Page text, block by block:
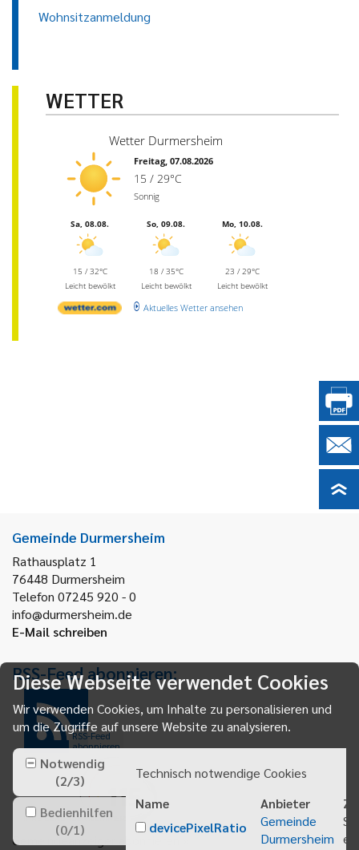
Wohnsitzanmeldung
WETTER
Wetter Durmersheim
Freitag, 07.08.2026
15 / 29°C
Sonnig
Sa, 08.08.
15 / 32°C
Leicht bewölkt
So, 09.08.
18 / 35°C
Leicht bewölkt
Mo, 10.08.
23 / 29°C
Leicht bewölkt
Aktuelles Wetter ansehen
Gemeinde Durmersheim
Rathausplatz 1
76448 Durmersheim
Telefon 07245 920 - 0
info@durmersheim.de
E-Mail schreiben
RSS-Feed abonnieren:
RSS-Feed
abonnieren
Gemeindeanzeiger abonnieren
Diese Webseite verwendet Cookies
Wir verwenden Cookies, um Inhalte zu personalisieren und
um die Zugriffe auf unsere Website zu analysieren.
Notwendig
(2/3)
Bedienhilfen
(0/1)
Technisch notwendige Cookies
Name
Anbieter
devicePixelRatio
Gemeinde
Durmersheim